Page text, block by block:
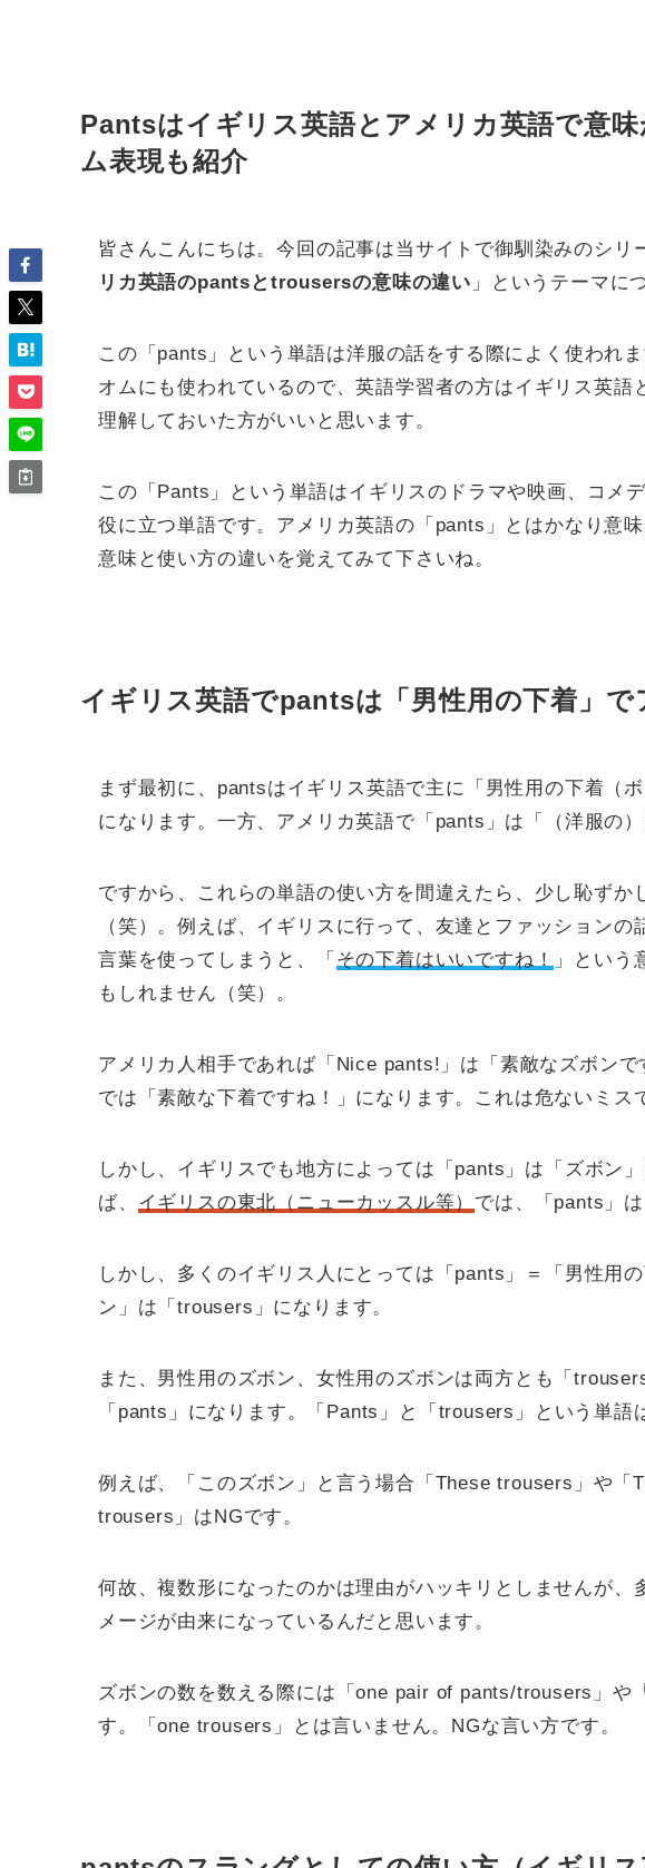
Pantsはイギリス英語とアメリカ英語で意
ム表現も紹介
皆さんこんにちは。今回の記事は当サイトで御馴染みのシリ
リカ英語のpantsとtrousersの意味の違い 」というテーマに
この「pants」という単語は洋服の話をする際によく使われ
オムにも使われているので、英語学習者の方はイギリス英語
理解しておいた方がいいと思います。
この「Pants」という単語はイギリスのドラマや映画、コメ
役に立つ単語です。アメリカ英語の「pants」とはかなり意
意味と使い方の違いを覚えてみて下さいね。
イギリス英語でpantsは「男性用の下着」で
まず最初に、pantsはイギリス英語で主に「 男性用の下着（
になります。一方、アメリカ英語で「pants」は「
（洋服の
ですから、これらの単語の使い方を間違えたら、少し恥ずか
（笑）。例えば、イギリスに行って、友達とファッションの
言葉を使ってしまうと、「 その下着はいいですね！
」という
もしれません（笑）。
アメリカ人相手であれば「Nice pants!」は「 素敵なズボンで
では「素敵な下着ですね！」になります。これは危ないミス
しかし、イギリスでも地方によっては「pants」は「ズボン
ば、 イギリスの東北（ニューカッスル等） では、「pants」
しかし、多くのイギリス人にとっては「pants」＝「男性用
ン 」は「trousers 」になります。
また、男性用のズボン、女性用のズボンは両方とも「
「pants」になります。「Pants」と「trousers」という単語
例えば、「 このズボン 」と言う場合「 These trousers 」や「
trousers」はNGです。
何故、複数形になったのかは理由がハッキリとしませんが、
メージが由来になっているんだと思います。
ズボンの数を数える際には「one pair of pants/trousers 」や「
す。「one trousers」とは言いません。NGな言い方です。